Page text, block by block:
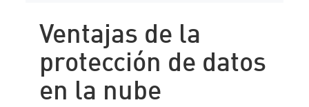
Ventajas de la
protección de datos
en la nube